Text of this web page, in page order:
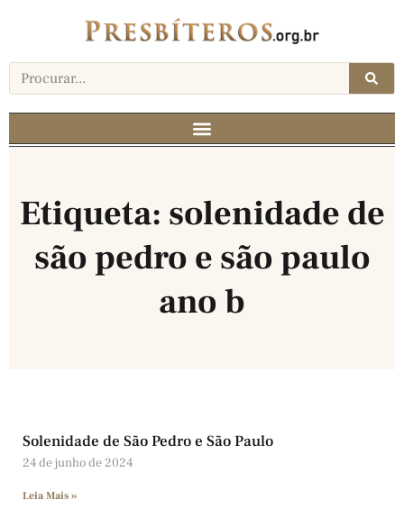
Etiqueta: solenidade de
são pedro e são paulo
ano b
Solenidade de São Pedro e São Paulo
24 de junho de 2024
Leia Mais »